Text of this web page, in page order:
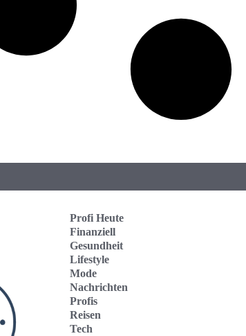
Profi Heute
Finanziell
Gesundheit
Lifestyle
Mode
Nachrichten
Profis
Reisen
Tech